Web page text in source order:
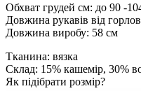
Обхват грудей см: до 90 -
Довжина рукавів від
Довжина виробу: 58 см
Тканина: вязка
Склад: 15% кашемір, 30%
Як підібрати розмір?